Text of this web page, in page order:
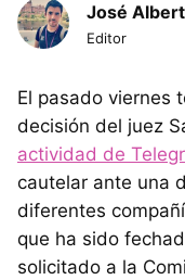
José
Editor
El pasado viernes
decisión del juez
actividad de
cautelar ante una
diferentes
que ha sido
solicitado a la